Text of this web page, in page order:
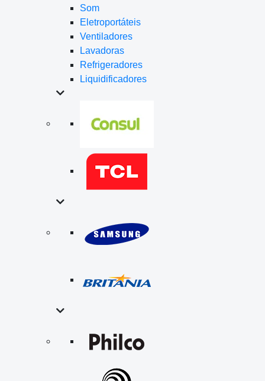
Som
Eletroportáteis
Ventiladores
Lavadoras
Refrigeradores
Liquidificadores